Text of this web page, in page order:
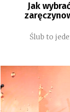
Jak
Ślub to